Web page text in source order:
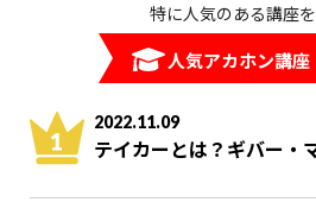
特に人気のある講座
人気アカホン講座
2022.11.09
テイカーとは？ギバー・